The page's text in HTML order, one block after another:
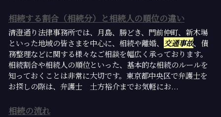
相続する割合（相続分）と相続人の順位の違い
清澄通り法律事務所では、月島、勝どき、門前仲町、新木場
といった地域の皆さまを中心に、相続や離婚、
交通事故、債
務整理などに関する様々なご相談を幅広く承っております。
相続割合や相続人の順位といった、基本的な相続のルールを
知っておくことは非常に大切です。東京都中央区で弁護士を
お探しの際は、弁護士 土方裕介までお気軽にお...
相続の流れ